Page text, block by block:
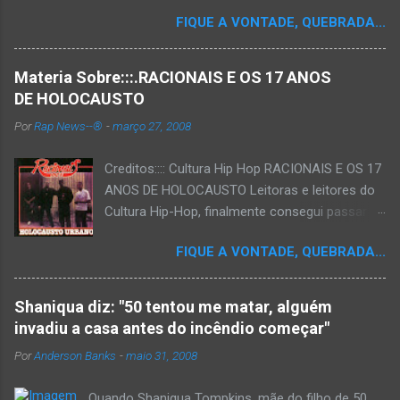
FIQUE A VONTADE, QUEBRADA...
Materia Sobre:::.RACIONAIS E OS 17 ANOS
DE HOLOCAUSTO
PorRap News--® -março 27, 2008
Creditos:::: Cultura Hip Hop RACIONAIS E OS 17
ANOS DE HOLOCAUSTO Leitoras e leitores do
Cultura Hip-Hop, finalmente consegui passar
que há muito tempo vinha maturando: uma
espécie de "ensaio-tributo" ao disco mais
importante do rap brasileiro, que completará 17
anos agora em 2008. Falo de "Holocausto
Urbano", do grupo paulistano Racionais MC's.
Como de costume, uma pequena digressão. É
FIQUE A VONTADE, QUEBRADA...
Shaniqua diz: "50 tentou me matar, alguém
invadiu a casa antes do incêndio começar"
PorAnderson Banks -maio 31, 2008